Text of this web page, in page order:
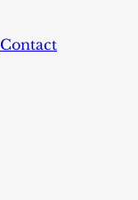
Contact